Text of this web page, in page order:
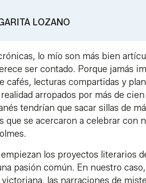
LOZANO
lo mío son más bien
ser contado. Porque jamás
cafés, lecturas compartidas y
arropados por más de
tendrían que sacar sillas de
que se acercaron a celebrar con
los proyectos literarios
pasión común. En nuestro
las narraciones de